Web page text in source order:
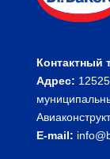
Контактный
Адрес:
E-mail: